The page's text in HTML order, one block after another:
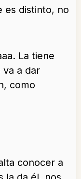
es distinto, no
La tiene
va a dar
como
conocer a